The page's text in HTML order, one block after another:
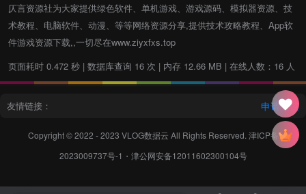
仄言资源社为大家提供绿色软件、单机游戏、游戏源码、模拟器资源、技
术教程、电脑软件、动漫、等等网络资源分享,提供技术攻略教程、App软
件游戏资源下载,,一切尽在www.ziyxfxs.top
页面耗时 0.472 秒 | 数据库查询 16 次 | 内存 12.66 MB | 在线人数：16 人
友情链接： 申请友链
Copyright © 2022 - 2023 VLOG数据云 All Rights Reserved. 津ICP备
2023009737号-1 ・ 津公网安备12011602300104号